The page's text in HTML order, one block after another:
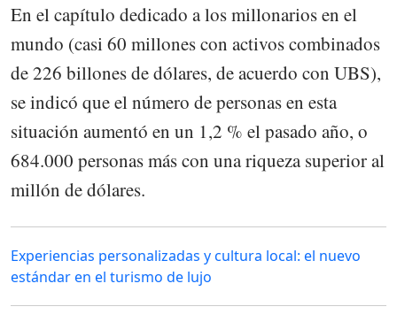
En el capítulo dedicado a los millonarios en el
mundo (casi 60 millones con activos combinados
de 226 billones de dólares, de acuerdo con UBS),
se indicó que el número de personas en esta
situación aumentó en un 1,2 % el pasado año, o
684.000 personas más con una riqueza superior al
millón de dólares.
Experiencias personalizadas y cultura local: el nuevo
estándar en el turismo de lujo